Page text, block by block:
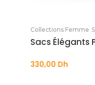
Collections Femme
Sacs Élégants
330,00 Dh